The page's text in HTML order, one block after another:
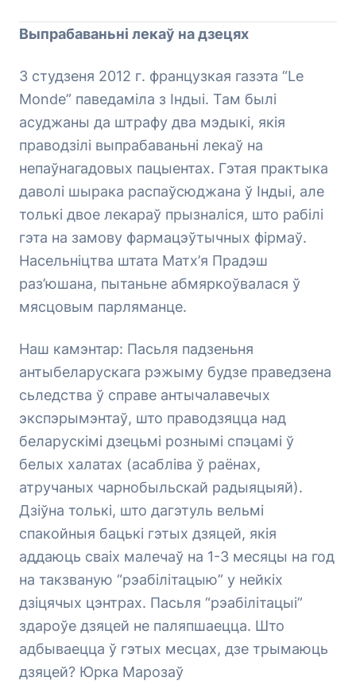
Выпрабаваньні лекаў на дзецях
3 студзеня 2012 г. французкая газэта “Le
Monde” паведаміла з Індыі. Там былі
асуджаны да штрафу два мэдыкі, якія
праводзілі выпрабаваньні лекаў на
непаўнагадовых пацыентах. Гэтая практыка
даволі шырака распаўсюджана ў Індыі, але
толькі двое лекараў прызналіся, што рабілі
гэта на замову фармацэўтычных фірмаў.
Насельніцтва штата Матх’я Прадэш
раз’юшана, пытаньне абмяркоўвалася ў
мясцовым парляманце.
Наш камэнтар: Пасьля падзеньня
антыбеларускага рэжыму будзе праведзена
сьледства ў справе антычалавечых
экспэрымэнтаў, што праводзяцца над
беларускімі дзецьмі рознымі спэцамі ў
белых халатах (асабліва ў раёнах,
атручаных чарнобыльскай радыяцыяй).
Дзіўна толькі, што дагэтуль вельмі
спакойныя бацькі гэтых дзяцей, якія
аддаюць сваіх малечаў на 1-3 месяцы на год
на такзваную “рэабілітацыю” у нейкіх
дзіцячых цэнтрах. Пасьля “рэабілітацыі”
здароўе дзяцей не паляпшаецца. Што
адбываецца ў гэтых месцах, дзе трымаюць
дзяцей? Юрка Марозаў